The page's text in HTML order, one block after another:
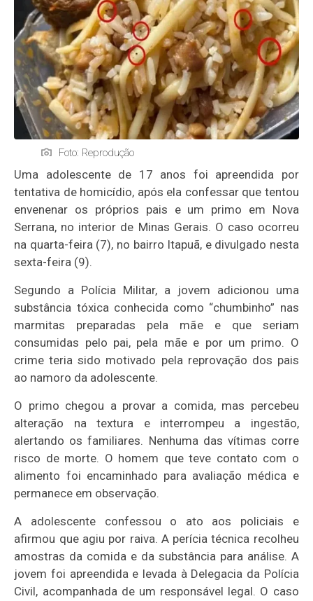
Foto: Reprodução
Uma adolescente de 17 anos foi apreendida por
tentativa de homicídio, após ela confessar que tentou
envenenar os próprios pais e um primo em Nova
Serrana, no interior de Minas Gerais. O caso ocorreu
na quarta-feira (7), no bairro Itapuã, e divulgado nesta
sexta-feira (9).
Segundo a Polícia Militar, a jovem adicionou uma
substância tóxica conhecida como “chumbinho” nas
marmitas preparadas pela mãe e que seriam
consumidas pelo pai, pela mãe e por um primo. O
crime teria sido motivado pela reprovação dos pais
ao namoro da adolescente.
O primo chegou a provar a comida, mas percebeu
alteração na textura e interrompeu a ingestão,
alertando os familiares. Nenhuma das vítimas corre
risco de morte. O homem que teve contato com o
alimento foi encaminhado para avaliação médica e
permanece em observação.
A adolescente confessou o ato aos policiais e
afirmou que agiu por raiva. A perícia técnica recolheu
amostras da comida e da substância para análise. A
jovem foi apreendida e levada à Delegacia da Polícia
Civil, acompanhada de um responsável legal. O caso